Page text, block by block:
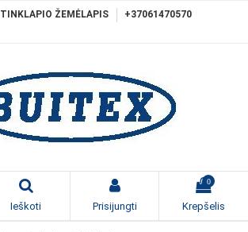
TINKLAPIO ŽEMĖLAPIS
+37061470570
Ieškoti Prisijungti
0
Krepšelis